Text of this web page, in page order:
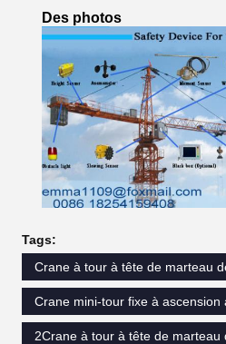
Des photos
Tags:
Crane à tour à tête de marteau
Crane mini-tour fixe à ascension
2Crane à tour à tête de marteau